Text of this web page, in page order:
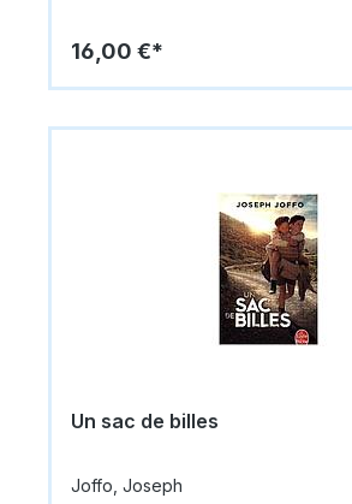
16,00 €*
Un sac de billes
Joffo, Joseph